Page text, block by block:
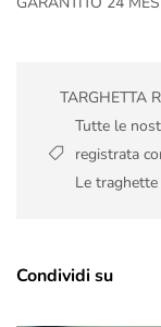
TARGHETTA
Tutte le
registrata
Le
Condividi su